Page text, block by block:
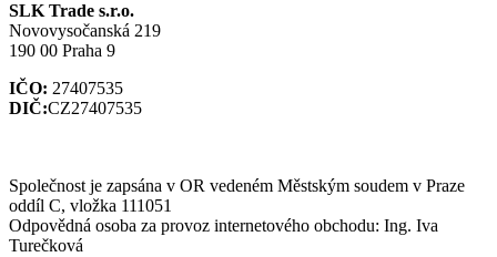
SLK Trade s.r.o.
Novovysočanská 219
190 00 Praha 9
IČO: 27407535
DIČ:CZ27407535
Společnost je zapsána v OR vedeném Městským soudem v Praze
oddíl C, vložka 111051
Odpovědná osoba za provoz internetového obchodu: Ing. Iva
Turečková